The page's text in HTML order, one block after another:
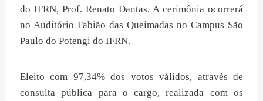
do IFRN, Prof. Renato Dantas. A cerimônia ocorrerá
no Auditório Fabião das Queimadas no Campus São
Paulo do Potengi do IFRN.
Eleito com 97,34% dos votos válidos, através de
consulta pública para o cargo, realizada com os